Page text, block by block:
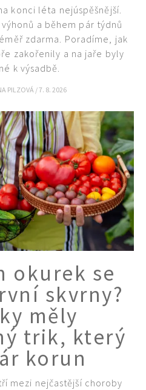
konci léta nejúspěšnější.
a během pár týdnů
zdarma. Poradíme, jak
zakořenily a na jaře byly
k výsadbě.
PILZOVÁ /7. 8. 2026
okurek se
skvrny?
měly
trik, který
korun
mezi nejčastější choroby